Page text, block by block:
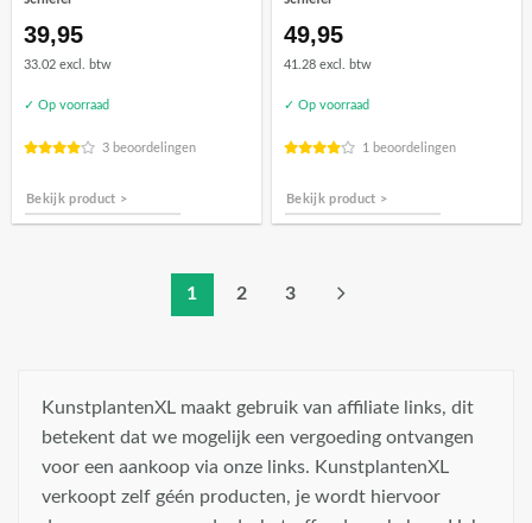
39,95
33.02 excl. btw
✓ Op voorraad
3 beoordelingen
Bekijk product >
49,95
41.28 excl. btw
✓ Op voorraad
1 beoordelingen
Bekijk product >
1 2 3
KunstplantenXL maakt gebruik van affiliate links, dit
betekent dat we mogelijk een vergoeding ontvangen
voor een aankoop via onze links. KunstplantenXL
verkoopt zelf géén producten, je wordt hiervoor